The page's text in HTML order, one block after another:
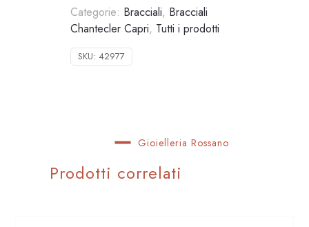
Categorie: Bracciali, Bracciali
Chantecler Capri, Tutti i prodotti
SKU:42977
Gioielleria Rossano
Prodotti correlati